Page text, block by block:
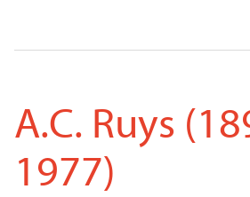
A.C. Ruys
1977)